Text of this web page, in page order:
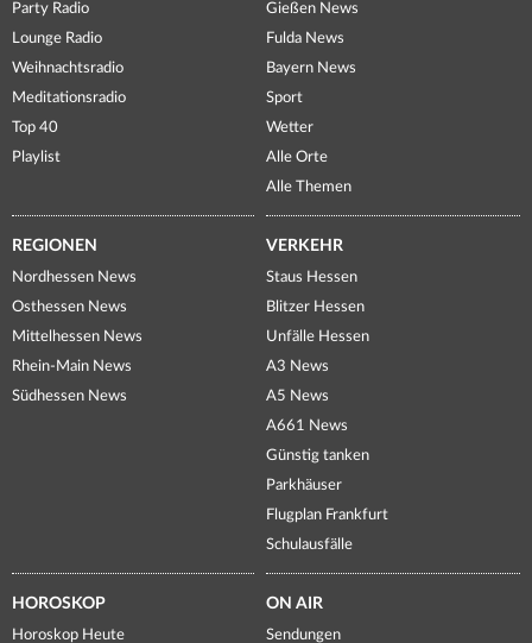
Party Radio
Lounge Radio
Weihnachtsradio
Meditationsradio
Top 40
Playlist
Gießen News
Fulda News
Bayern News
Sport
Wetter
Alle Orte
Alle Themen
REGIONEN
Nordhessen News
Osthessen News
Mittelhessen News
Rhein-Main News
Südhessen News
VERKEHR
Staus Hessen
Blitzer Hessen
Unfälle Hessen
A3 News
A5 News
A661 News
Günstig tanken
Parkhäuser
Flugplan Frankfurt
Schulausfälle
HOROSKOP
Horoskop Heute
ON AIR
Sendungen